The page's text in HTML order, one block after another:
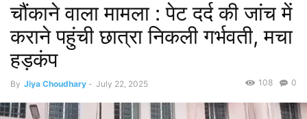
चौंकाने वाला मामला : पेट दर्द की जांच में
कराने पहुंची छात्रा निकली गर्भवती, मचा
हड़कंप
By Jiya Choudhary - July 22, 2025 0
108